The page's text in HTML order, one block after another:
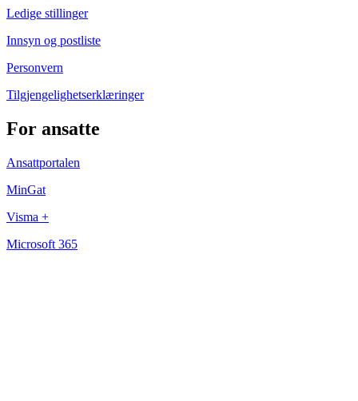
Ledige stillinger
Innsyn og postliste
Personvern
Tilgjengelighetserklæringer
For ansatte
Ansattportalen
MinGat
Visma +
Microsoft 365